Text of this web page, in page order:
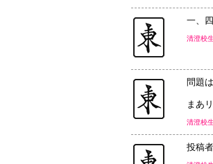
一、
清澄
問題
まあ
清澄
投稿